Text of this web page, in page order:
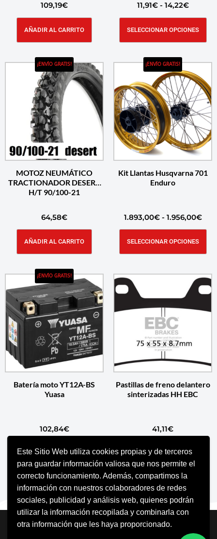
Este Sitio Web utiliza cookies propias y de terceros
para guardar información valiosa que nos permite el
correcto funcionamiento. Además, compartimos la
información con nuestros colaboradores de redes
sociales, publicidad y análisis web, quienes podrán
utilizar la información recopilada y combinarla con
otra información que les haya proporcionado.
109,19€
AÑADIR AL CARRITO
11,91€ - 14,22€
SELECCIONAR OPCIONES
¡ENVÍO GRATIS!
MOTOZ NEUMÁTICO
TRACTIONADOR DESERT
H/T 90/100-21
64,58€
AÑADIR AL CARRITO
¡ENVÍO GRATIS!
Kit Llantas Husqvarna 701
Enduro
1.893,00€ - 1.956,00€
SELECCIONAR OPCIONES
¡ENVÍO GRATIS!
Batería moto YT12A-BS
Yuasa
102,84€
AÑADIR AL CARRITO
Pastillas de freno delantero
sinterizadas HH EBC
41,11€
AÑADIR AL CARRITO
Neve | Funciona gracias a WordPress